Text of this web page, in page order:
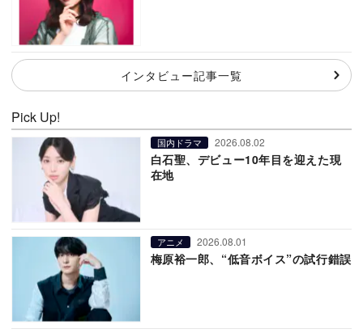
インタビュー記事一覧
Pick Up!
国内ドラマ 2026.08.02
白石聖、デビュー10年目を迎えた現
在地
アニメ 2026.08.01
梅原裕一郎、“低音ボイス”の試行錯誤